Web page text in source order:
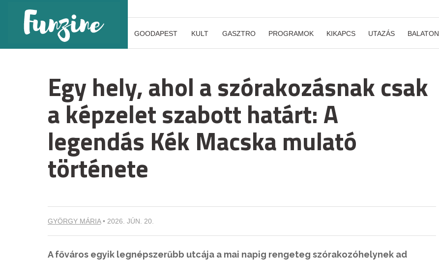
GOODAPEST KULT GASZTRO PROGRAMOK KIKAPCS UTAZÁS BALATON
Egy hely, ahol a szórakozásnak csak
a képzelet szabott határt: A
legendás Kék Macska mulató
története
GYÖRGY MÁRIA• 2026. JÚN. 20.
A főváros egyik legnépszerűbb utcája a mai napig rengeteg szórakozóhelynek ad